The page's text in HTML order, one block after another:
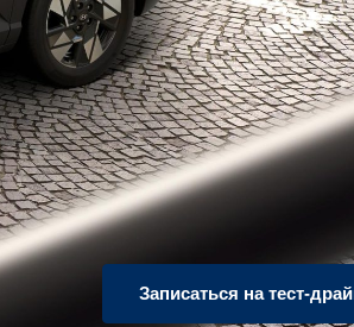
Записаться на тест-